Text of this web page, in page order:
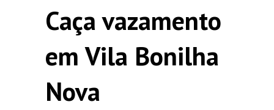
Caça vazamento
em Vila Bonilha
Nova